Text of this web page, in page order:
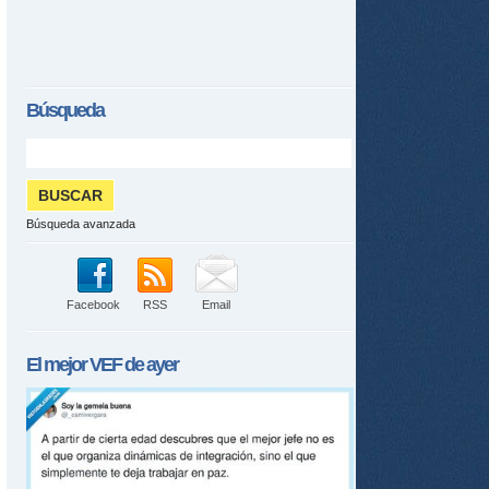
Búsqueda
Búsqueda avanzada
Facebook RSS Email
El mejorVEFde ayer